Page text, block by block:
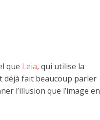
que Leia, qui utilise la
déjà fait beaucoup parler
l’illusion que l’image en